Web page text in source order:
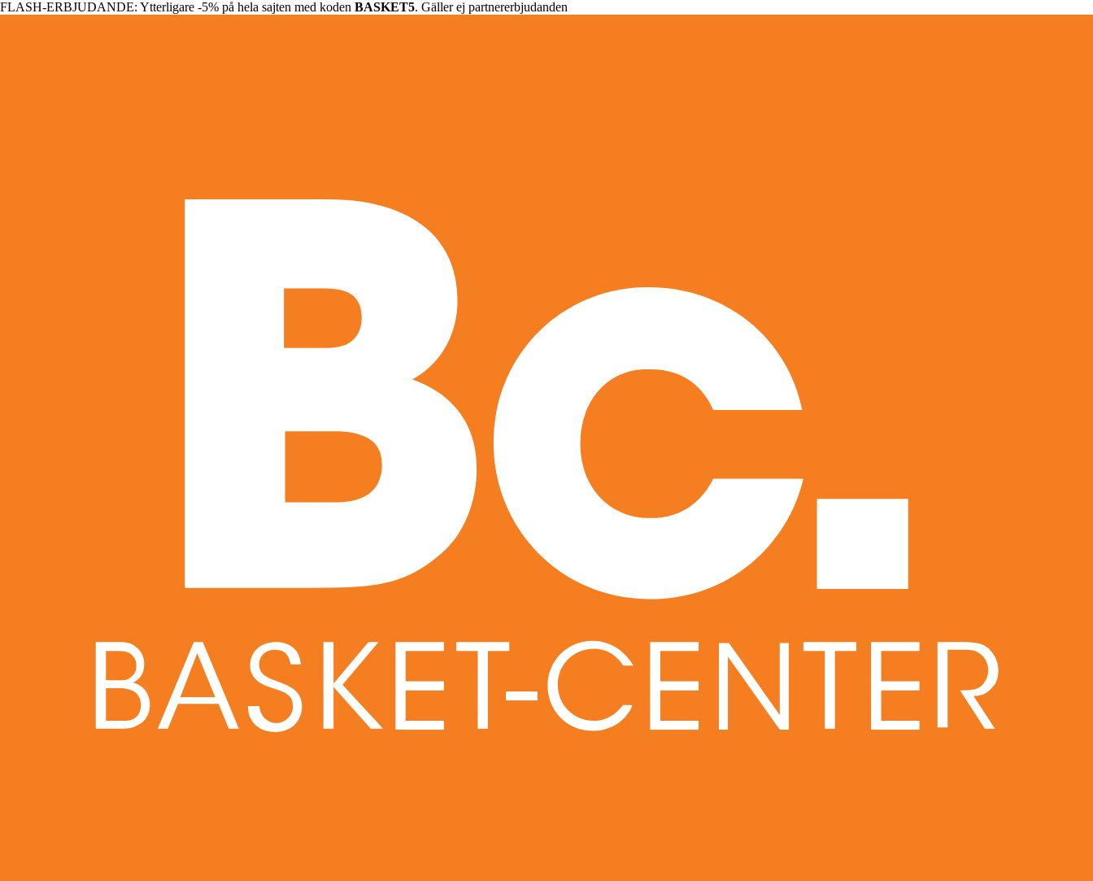
FLASH-ERBJUDANDE: Ytterligare -5% på hela sajten med koden BASKET5. Gäller ej partnererbjudanden